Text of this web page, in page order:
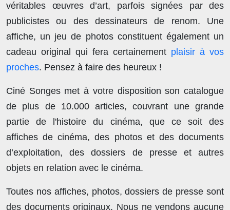
véritables œuvres d’art, parfois signées par des
publicistes ou des dessinateurs de renom. Une
affiche, un jeu de photos constituent également un
cadeau original qui fera certainement plaisir à vos
proches. Pensez à faire des heureux !
Ciné Songes met à votre disposition son catalogue
de plus de 10.000 articles, couvrant une grande
partie de l'histoire du cinéma, que ce soit des
affiches de cinéma, des photos et des documents
d’exploitation, des dossiers de presse et autres
objets en relation avec le cinéma.
Toutes nos affiches, photos, dossiers de presse sont
des documents originaux. Nous ne vendons aucune